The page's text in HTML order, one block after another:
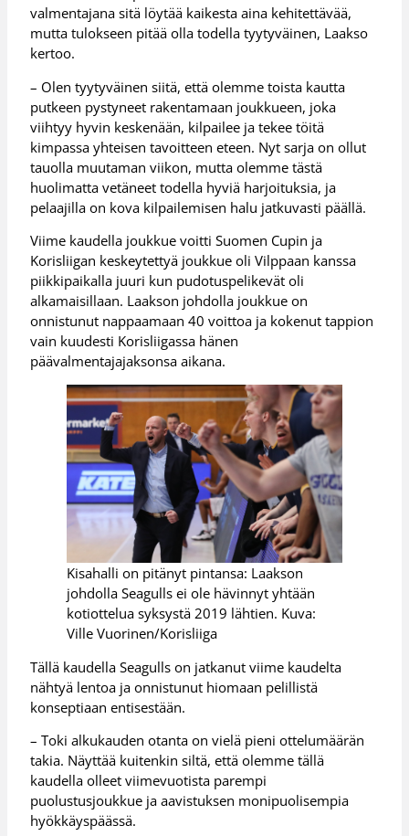
valmentajana sitä löytää kaikesta aina kehitettävää,
mutta tulokseen pitää olla todella tyytyväinen, Laakso
kertoo.
– Olen tyytyväinen siitä, että olemme toista kautta
putkeen pystyneet rakentamaan joukkueen, joka
viihtyy hyvin keskenään, kilpailee ja tekee töitä
kimpassa yhteisen tavoitteen eteen. Nyt sarja on ollut
tauolla muutaman viikon, mutta olemme tästä
huolimatta vetäneet todella hyviä harjoituksia, ja
pelaajilla on kova kilpailemisen halu jatkuvasti päällä.
Viime kaudella joukkue voitti Suomen Cupin ja
Korisliigan keskeytettyä joukkue oli Vilppaan kanssa
piikkipaikalla juuri kun pudotuspelikevät oli
alkamaisillaan. Laakson johdolla joukkue on
onnistunut nappaamaan 40 voittoa ja kokenut tappion
vain kuudesti Korisliigassa hänen
päävalmentajajaksonsa aikana.
Kisahalli on pitänyt pintansa: Laakson
johdolla Seagulls ei ole hävinnyt yhtään
kotiottelua syksystä 2019 lähtien. Kuva:
Ville Vuorinen/Korisliiga
Tällä kaudella Seagulls on jatkanut viime kaudelta
nähtyä lentoa ja onnistunut hiomaan pelillistä
konseptiaan entisestään.
– Toki alkukauden otanta on vielä pieni ottelumäärän
takia. Näyttää kuitenkin siltä, että olemme tällä
kaudella olleet viimevuotista parempi
puolustusjoukkue ja aavistuksen monipuolisempia
hyökkäyspäässä.